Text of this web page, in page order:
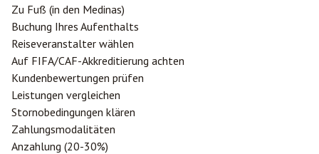
Zu Fuß (in den Medinas)
Buchung Ihres Aufenthalts
Reiseveranstalter wählen
Auf FIFA/CAF-Akkreditierung achten
Kundenbewertungen prüfen
Leistungen vergleichen
Stornobedingungen klären
Zahlungsmodalitäten
Anzahlung (20-30%)